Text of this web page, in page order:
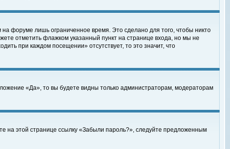
форуме лишь ограниченное время. Это сделано для того, чтобы никто
отметить флажком указанный пункт на странице входа, но мы не
при каждом посещении» отсутствует, то это значит, что
«Да», то вы будете видны только администраторам, модераторам
на этой странице ссылку «Забыли пароль?», следуйте предложенным